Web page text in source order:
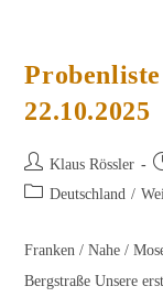
22.10.2025
Beitrags-
Autor:
Klaus Rössler
Beitrags-
Deutschland /
Franken / Nahe /
Bergstraße Unsere